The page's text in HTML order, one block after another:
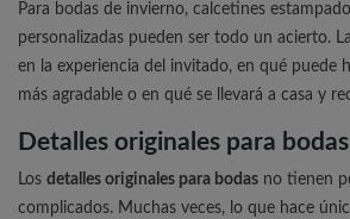
Para bodas de invierno, calcetines
personalizadas pueden ser todo un acierto.
en la experiencia del invitado, en qué puede
más agradable o en qué se llevará a casa y
Detalles originales para bodas
Los detalles originales para bodas no tienen
complicados. Muchas veces, lo que hace